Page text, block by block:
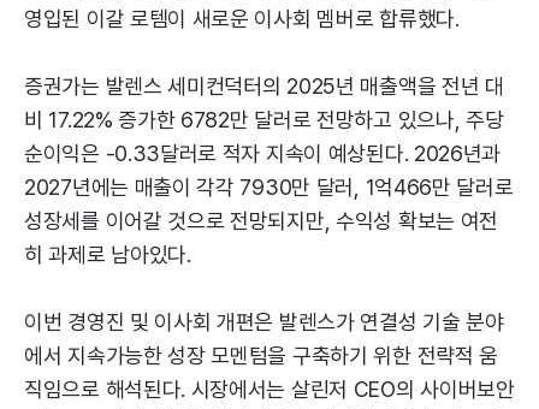
영입된 이갈 로템이 새로운 이사회 멤버로 합류했다.
증권가는 발렌스 세미컨덕터의 2025년 매출액을 전년 대
비 17.22% 증가한 6782만 달러로 전망하고 있으나, 주당
순이익은 -0.33달러로 적자 지속이 예상된다. 2026년과
2027년에는 매출이 각각 7930만 달러, 1억466만 달러로
성장세를 이어갈 것으로 전망되지만, 수익성 확보는 여전
히 과제로 남아있다.
이번 경영진 및 이사회 개편은 발렌스가 연결성 기술 분야
에서 지속가능한 성장 모멘텀을 구축하기 위한 전략적 움
직임으로 해석된다. 시장에서는 살린저 CEO의 사이버보안